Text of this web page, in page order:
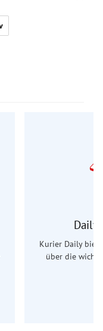
Daily
Kurier Daily
über die